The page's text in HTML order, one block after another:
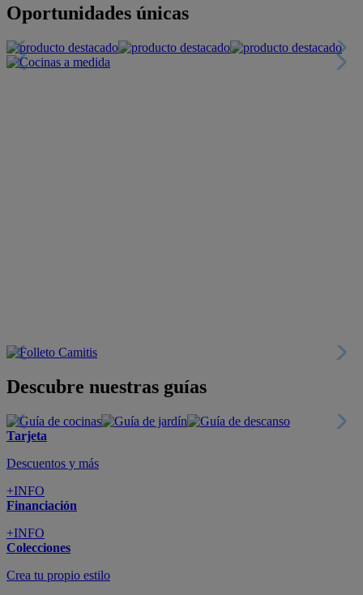
Oportunidades únicas
Descubre nuestras guías
Tarjeta
Descuentos y más
+INFO
Financiación
+INFO
Colecciones
Crea tu propio estilo